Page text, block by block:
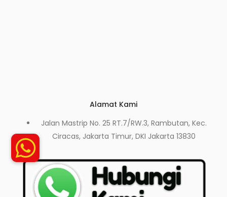
Alamat Kami
Jalan Mastrip No. 25 RT.7/RW.3, Rambutan, Kec.
Ciracas, Jakarta Timur, DKI Jakarta 13830